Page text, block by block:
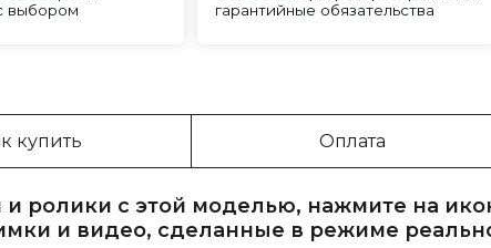
купить Оплата
ролики с этой моделью, нажмите на
и видео, сделанные в режиме